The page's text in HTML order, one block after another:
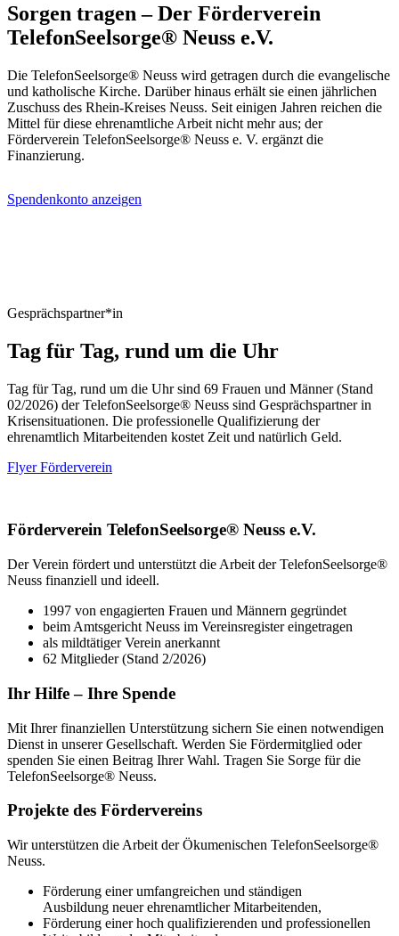
Sorgen tragen – Der Förderverein
TelefonSeelsorge® Neuss e.V.
Die TelefonSeelsorge® Neuss wird getragen durch die evangelische
und katholische Kirche. Darüber hinaus erhält sie einen jährlichen
Zuschuss des Rhein-Kreises Neuss. Seit einigen Jahren reichen die
Mittel für diese ehrenamtliche Arbeit nicht mehr aus; der
Förderverein TelefonSeelsorge® Neuss e. V. ergänzt die
Finanzierung.
Spendenkonto anzeigen
Gesprächspartner*in
Tag für Tag, rund um die Uhr
Tag für Tag, rund um die Uhr sind 69 Frauen und Männer (Stand
02/2026) der TelefonSeelsorge® Neuss sind Gesprächspartner in
Krisensituationen. Die professionelle Qualifizierung der
ehrenamtlich Mitarbeitenden kostet Zeit und natürlich Geld.
Flyer Förderverein
Förderverein TelefonSeelsorge® Neuss e.V.
Der Verein fördert und unterstützt die Arbeit der TelefonSeelsorge®
Neuss finanziell und ideell.
1997 von engagierten Frauen und Männern gegründet
beim Amtsgericht Neuss im Vereinsregister eingetragen
als mildtätiger Verein anerkannt
62 Mitglieder (Stand 2/2026)
Ihr Hilfe – Ihre Spende
Mit Ihrer finanziellen Unterstützung sichern Sie einen notwendigen
Dienst in unserer Gesellschaft. Werden Sie Fördermitglied oder
spenden Sie einen Beitrag Ihrer Wahl. Tragen Sie Sorge für die
TelefonSeelsorge® Neuss.
Projekte des Fördervereins
Wir unterstützen die Arbeit der Ökumenischen TelefonSeelsorge®
Neuss.
Förderung einer umfangreichen und ständigen
Ausbildung neuer ehrenamtlicher Mitarbeitenden,
Förderung einer hoch qualifizierenden und professionellen